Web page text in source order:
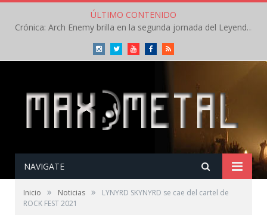
ÚLTIMO CONTENIDO
Crónica: Arch Enemy brilla en la segunda jornada del Leyendas del Rock – Jueves – Agosto 2026
InstagramTwitterYoutubeFacebookRSS
NAVIGATE
Inicio » Noticias »
LYNYRD SKYNYRD se cae del cartel de
ROCK FEST 2021